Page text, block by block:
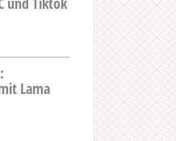
Lama